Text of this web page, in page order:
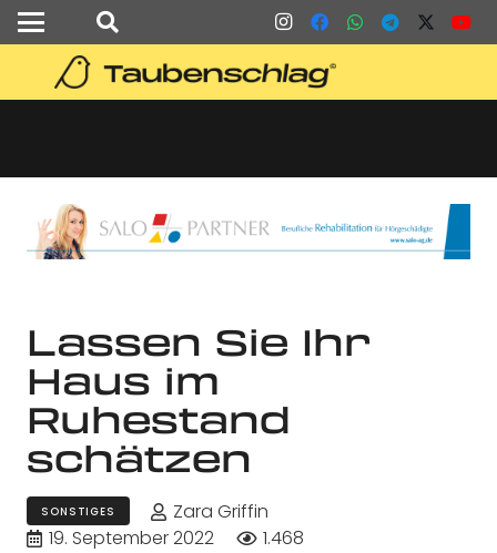
Lassen Sie Ihr
Haus im
Ruhestand
schätzen
SONSTIGES
Zara Griffin
19. September 2022
1.468